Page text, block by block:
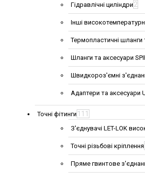
Гідравлічні циліндри 2
Інші
Термопластичні шланги
Шланги та аксесуари
Швидкороз'ємні
Адаптери та аксесуари
Точні фітинги 111
З'єднувачі LET-LOK
Точні різьбові кріплення
Пряме гвинтове